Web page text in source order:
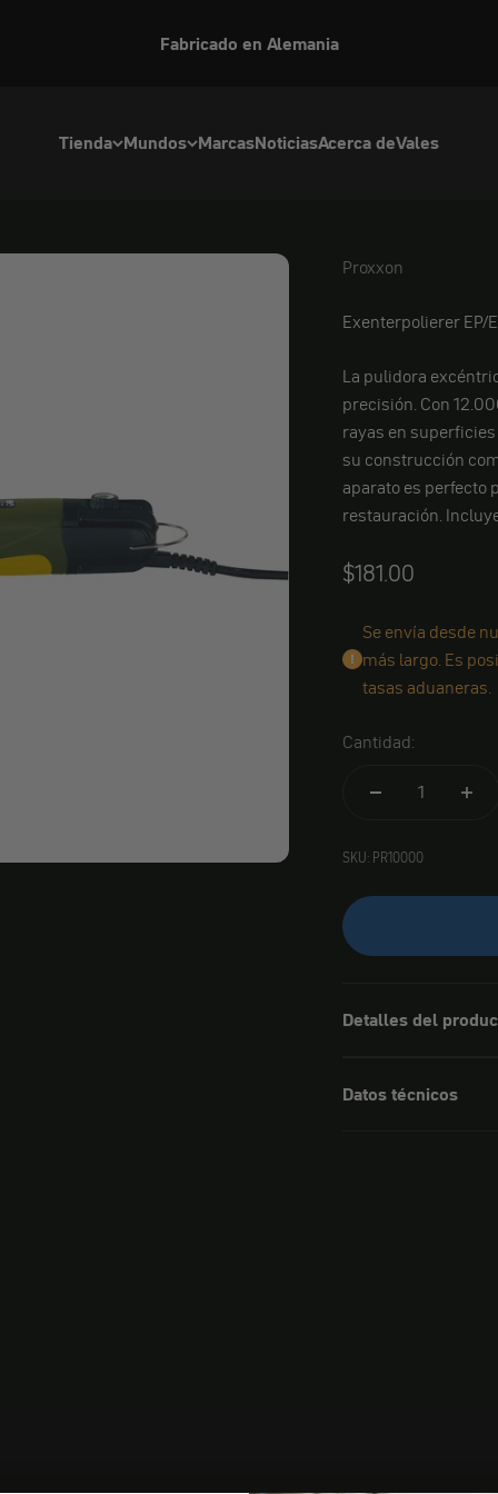
Fabricado en Alemania
Tienda Mundos MarcasNoticiasAcerca deVales
Proxxon
Proxxon
Exenterpolierer EP/E
La pulidora
precisión. Con
rayas en
su construcción
aparato es perfecto
restauración.
Angebot
$181.00
Se envía desde
más largo. Es
tasas aduaneras.
Cantidad:
SKU: PR10000
Detalles del
Datos técnicos